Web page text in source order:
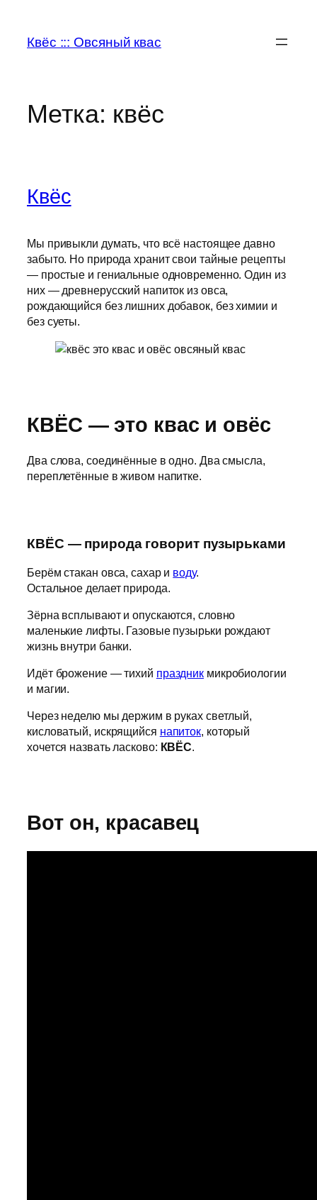
содержимому
Квёс ::: Овсяный квас
Метка: квёс
Квёс
Мы привыкли думать, что всё настоящее давно
забыто. Но природа хранит свои тайные рецепты
— простые и гениальные одновременно. Один из
них — древнерусский напиток из овса,
рождающийся без лишних добавок, без химии и
без суеты.
КВЁС — это квас и овёс
Два слова, соединённые в одно. Два смысла,
переплетённые в живом напитке.
КВЁС — природа говорит пузырьками
Берём стакан овса, сахар и воду.
Остальное делает природа.
Зёрна всплывают и опускаются, словно
маленькие лифты. Газовые пузырьки рождают
жизнь внутри банки.
Идёт брожение — тихий праздник микробиологии
и магии.
Через неделю мы держим в руках светлый,
кисловатый, искрящийся напиток, который
хочется назвать ласково: КВЁС.
Вот он, красавец